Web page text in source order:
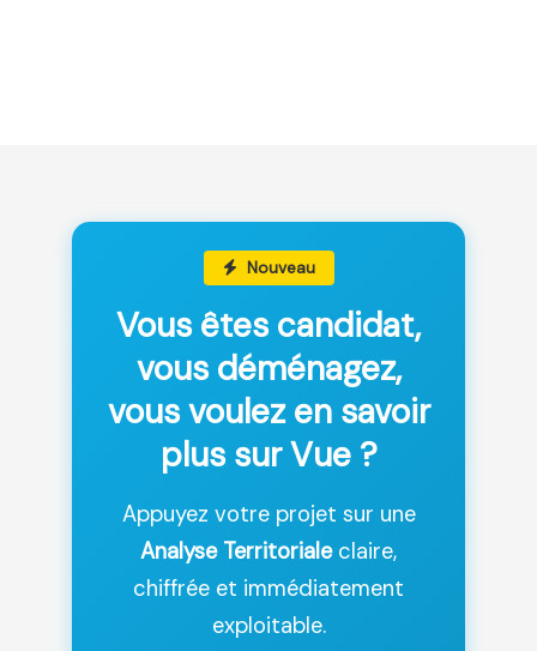
Nouveau
Vous êtes candidat,
vous déménagez,
vous voulez en savoir
plus sur Vue ?
Appuyez votre projet sur une
Analyse Territorialeclaire,
chiffrée et immédiatement
exploitable.